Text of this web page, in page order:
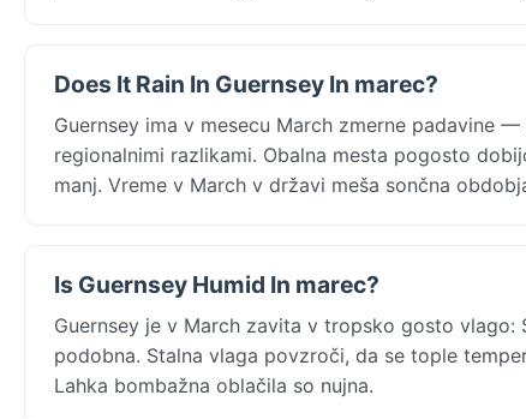
Does It Rain In Guernsey In marec?
Guernsey ima v mesecu March zmerne padavine
regionalnimi razlikami. Obalna mesta pogosto
manj. Vreme v March v državi meša sončna
Is Guernsey Humid In marec?
Guernsey je v March zavita v tropsko gosto
podobna. Stalna vlaga povzroči, da se tople
Lahka bombažna oblačila so nujna.